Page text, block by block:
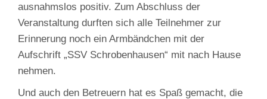
ausnahmslos positiv. Zum Abschluss der
Veranstaltung durften sich alle Teilnehmer zur
Erinnerung noch ein Armbändchen mit der
Aufschrift „SSV Schrobenhausen“ mit nach Hause
nehmen.
Und auch den Betreuern hat es Spaß gemacht, die